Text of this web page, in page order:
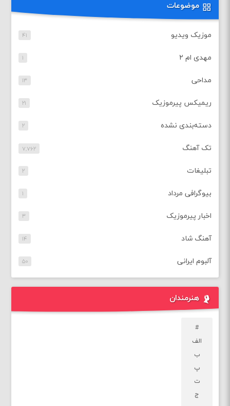
موضوعات
موزیک ویدیو ۴۱
مهدی ام ۲ ۱
مداحی ۱۳
ریمیکس پیرموزیک ۲۱
دسته‌بندی نشده ۲
تک آهنگ ۷,۷۶۲
تبلیغات ۲
بیوگرافی مرداد ۱
اخبار پیرموزیک ۳
آهنگ شاد ۱۴
آلبوم ایرانی ۵۰
هنرمندان
#
الف
ب
پ
ت
ج